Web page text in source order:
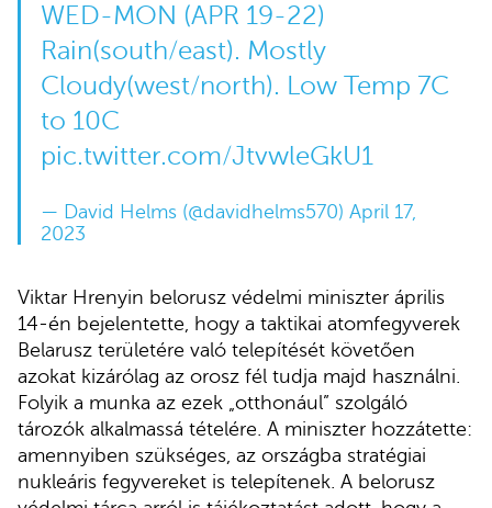
WED-MON (APR 19-22)
Rain(south/east). Mostly
Cloudy(west/north). Low Temp 7C
to 10C
pic.twitter.com/JtvwleGkU1
— David Helms (@davidhelms570) April 17,
2023
Viktar Hrenyin belorusz védelmi miniszter április
14-én bejelentette, hogy a taktikai atomfegyverek
Belarusz területére való telepítését követően
azokat kizárólag az orosz fél tudja majd használni.
Folyik a munka az ezek „otthonául” szolgáló
tározók alkalmassá tételére. A miniszter hozzátette:
amennyiben szükséges, az országba stratégiai
nukleáris fegyvereket is telepítenek. A belorusz